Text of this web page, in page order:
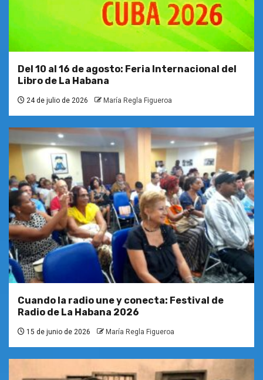
Del 10 al 16 de agosto: Feria Internacional del
Libro de La Habana
24 de julio de 2026 María Regla Figueroa
Cuando la radio une y conecta: Festival de
Radio de La Habana 2026
15 de junio de 2026 María Regla Figueroa